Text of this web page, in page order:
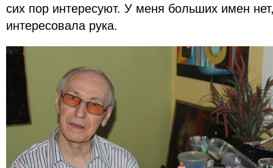
сих пор интересуют. У меня больших имен
интересовала рука.